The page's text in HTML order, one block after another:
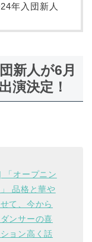
年入団新人
新人が6月
演決定！
「オープニン
品格と華や
て、今から
ンサーの喜
ョン高く話